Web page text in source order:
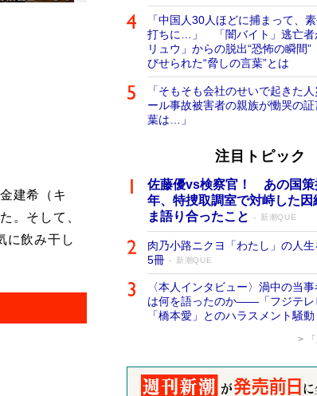
建希（キ
。そして、
に飲み干し
「中国人30人ほどに捕まって、
打ちに…」 「闇バイト」逃亡者
リュウ」からの脱出“恐怖の瞬間
びせられた“脅しの言葉”とは
「そもそも会社のせいで起きた
ール事故被害者の親族が慟哭の
葉は…」
注目トピック
佐藤優vs検察官！ あの国策
年、特捜取調室で対峙した因
ま語り合ったこと
新潮QUE
肉乃小路ニクヨ「わたし」の人
5冊
新潮QUE
〈本人インタビュー〉渦中の当事
は何を語ったのか――「フジテレ
「橋本愛」とのハラスメント騒動